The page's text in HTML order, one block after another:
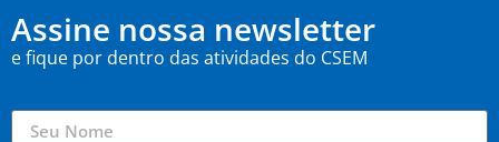
Assine nossa newsletter
e fique por dentro das atividades do CSEM